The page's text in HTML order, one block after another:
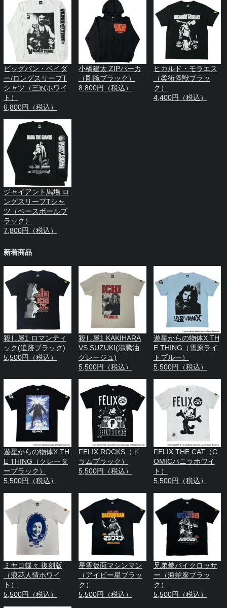
ビッグバン・ベイダ
ー/ロングスリーブT
シャツ（三冠ホワイ
ト）
6,800円（税込）
小橋建太 ZIPパーカ
（剛腕ブラック）
8,800円（税込）
ヒカルド・モラエス
（柔術怪獣ブラッ
ク）
4,400円（税込）
ジャイアント馬場 ロ
ングスリーブTシャ
ツ（ベースボールブ
ラック）
7,800円（税込）
新着商品
殺し屋1 ロマンティ
ック(追跡ブラック)
5,500円（税込）
殺し屋1 KAKIHARA
VS SUZUKI(沸騰油
グレージュ)
5,500円（税込）
遊星からの物体X TH
E THING（雪原ライ
トブルー）
5,500円（税込）
遊星からの物体X TH
E THING（クレータ
ーブラック）
5,500円（税込）
FELIX ROCKS（ド
ラムブラック）
5,500円（税込）
FELIX THE CAT（C
OMICバニラホワイ
ト）
5,500円（税込）
ミヤコ蝶々 復刻版
（浪花人情ホワイ
ト）
5,500円（税込）
星雲仮面マシンマン
（アイビー星ブラッ
ク）
5,500円（税込）
兄弟拳バイクロッサ
ー（海蛇座ブラッ
ク）
5,500円（税込）